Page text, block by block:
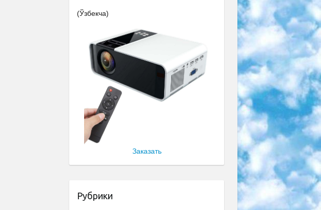
(Ўзбекча)
Заказать
Рубрики